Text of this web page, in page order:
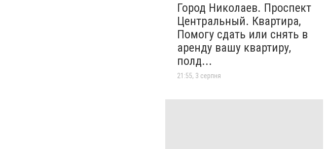
Город Николаев. Проспект
Центральный. Квартира,
Помогу сдать или снять в
аренду вашу квартиру,
полд...
21:55, 3 серпня